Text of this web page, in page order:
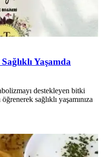
Yaşamda
destekleyen bitki
sağlıklı yaşamınıza